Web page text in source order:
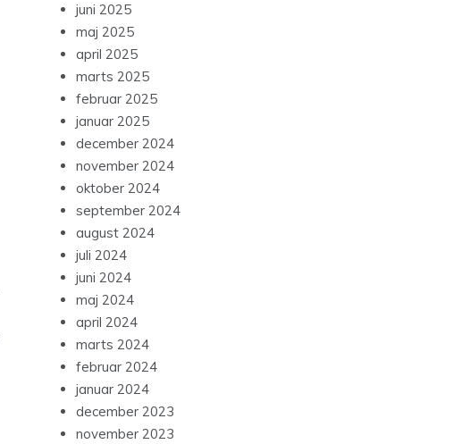
juni 2025
maj 2025
april 2025
marts 2025
februar 2025
januar 2025
december 2024
november 2024
oktober 2024
september 2024
august 2024
juli 2024
juni 2024
maj 2024
april 2024
marts 2024
februar 2024
januar 2024
december 2023
november 2023